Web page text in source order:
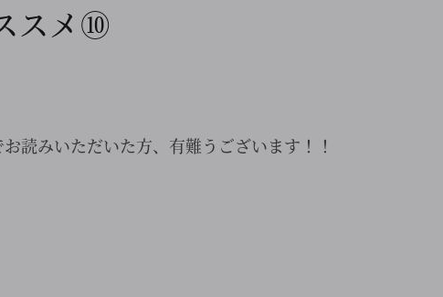
スメ⑩
読みいただいた方、有難うございます！！